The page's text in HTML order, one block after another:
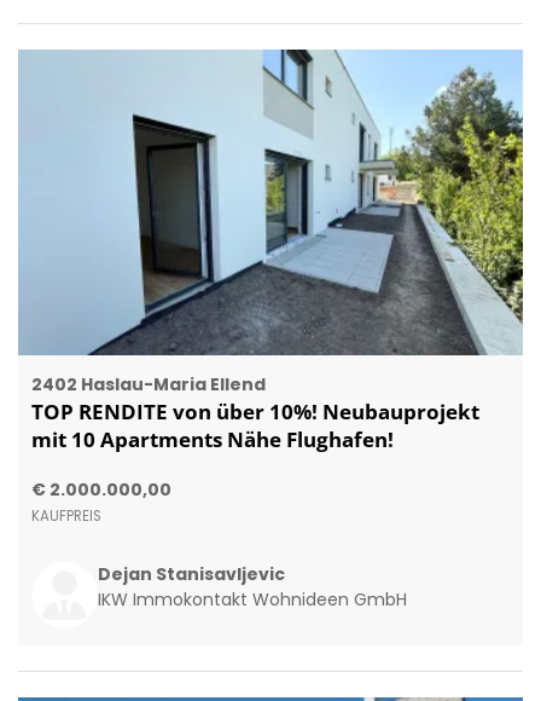
2402 Haslau-Maria Ellend
TOP RENDITE von über 10%! Neubauprojekt
mit 10 Apartments Nähe Flughafen!
€ 2.000.000,00
KAUFPREIS
Dejan Stanisavljevic
IKW Immokontakt Wohnideen GmbH